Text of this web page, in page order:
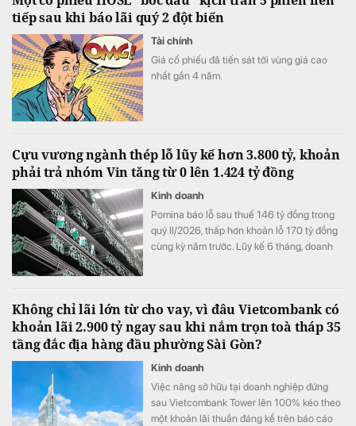
tiếp sau khi báo lãi quý 2 đột biến
Tài chính
Giá cổ phiếu đã tiến sát tới vùng giá cao
nhất gần 4 năm.
Cựu vương ngành thép lỗ lũy kế hơn 3.800 tỷ, khoản
phải trả nhóm Vin tăng từ 0 lên 1.424 tỷ đồng
Kinh doanh
Pomina báo lỗ sau thuế 146 tỷ đồng trong
quý II/2026, thấp hơn khoản lỗ 170 tỷ đồng
cùng kỳ năm trước. Lũy kế 6 tháng, doanh
Không chỉ lãi lớn từ cho vay, vì đâu Vietcombank có
khoản lãi 2.900 tỷ ngay sau khi nắm trọn toà tháp 35
tầng đắc địa hàng đầu phường Sài Gòn?
Kinh doanh
Việc nâng sở hữu tại doanh nghiệp đứng
sau Vietcombank Tower lên 100% kéo theo
một khoản lãi thuần đáng kể trên báo cáo